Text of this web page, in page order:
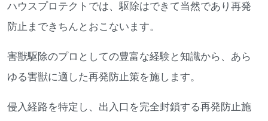
ハウスプロテクトでは、駆除はできて当然であり再発
防止まできちんとおこないます。
害獣駆除のプロとしての豊富な経験と知識から、あら
ゆる害獣に適した再発防止策を施します。
侵入経路を特定し、出入口を完全封鎖する再発防止施